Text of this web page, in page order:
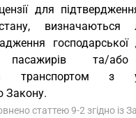
для
визначаються
господарської
пасажирів та/
транспортом з
Закону.
статтею 9-2 згідно із